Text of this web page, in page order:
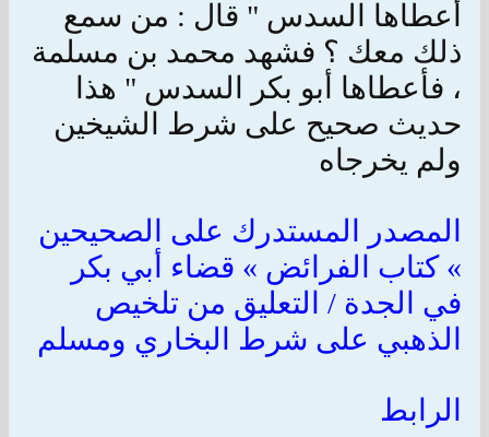
أعطاها السدس " قال : من سمع
ذلك معك ؟ فشهد محمد بن مسلمة
، فأعطاها أبو بكر السدس " هذا
حديث صحيح على شرط الشيخين
ولم يخرجاه
المصدر المستدرك على الصحيحين
» كتاب الفرائض » قضاء أبي بكر
في الجدة / التعليق من تلخيص
الذهبي على شرط البخاري ومسلم
الرابط